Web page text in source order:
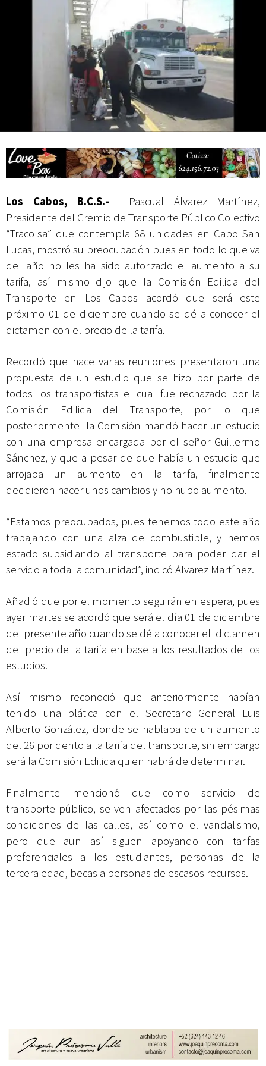
actividades de acceso libre
Los Cabos, B.C.S.- Pascual Álvarez Martínez,
Presidente del Gremio de Transporte Público Colectivo
“Tracolsa” que contempla 68 unidades en Cabo San
Lucas, mostró su preocupación pues en todo lo que va
del año no les ha sido autorizado el aumento a su
tarifa, así mismo dijo que la Comisión Edilicia del
Transporte en Los Cabos acordó que será este
próximo 01 de diciembre cuando se dé a conocer el
dictamen con el precio de la tarifa.
Recordó que hace varias reuniones presentaron una
propuesta de un estudio que se hizo por parte de
todos los transportistas el cual fue rechazado por la
Comisión Edilicia del Transporte, por lo que
posteriormente la Comisión mandó hacer un estudio
con una empresa encargada por el señor Guillermo
Sánchez, y que a pesar de que había un estudio que
arrojaba un aumento en la tarifa, finalmente
decidieron hacer unos cambios y no hubo aumento.
“Estamos preocupados, pues tenemos todo este año
trabajando con una alza de combustible, y hemos
estado subsidiando al transporte para poder dar el
servicio a toda la comunidad”, indicó Álvarez Martínez.
Añadió que por el momento seguirán en espera, pues
ayer martes se acordó que será el día 01 de diciembre
del presente año cuando se dé a conocer el dictamen
del precio de la tarifa en base a los resultados de los
estudios.
Así mismo reconoció que anteriormente habían
tenido una plática con el Secretario General Luis
Alberto González, donde se hablaba de un aumento
del 26 por ciento a la tarifa del transporte, sin embargo
será la Comisión Edilicia quien habrá de determinar.
Finalmente mencionó que como servicio de
transporte público, se ven afectados por las pésimas
condiciones de las calles, así como el vandalismo,
pero que aun así siguen apoyando con tarifas
preferenciales a los estudiantes, personas de la
tercera edad, becas a personas de escasos recursos.